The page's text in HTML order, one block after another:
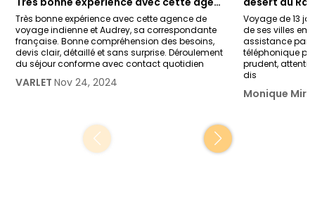
Très bonne expérience avec cette agence de
voyage indienne et Audrey, sa correspondante
française. Bonne compréhension des besoins,
devis clair, détaillé et sans surprise. Déroulement
du séjour conforme avec contact quotidien
VARLET Nov 24, 2024
Voyage de 13
de ses villes
assistance
téléphonique
prudent,
dis
Monique